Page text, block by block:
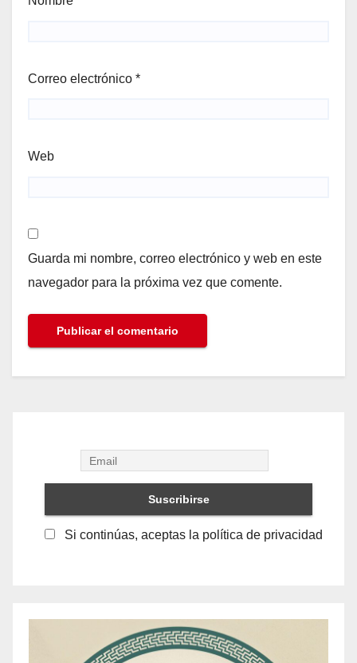
Correo electrónico *
Web
Guarda mi nombre, correo electrónico y web en este
navegador para la próxima vez que comente.
Si continúas, aceptas la política de privacidad